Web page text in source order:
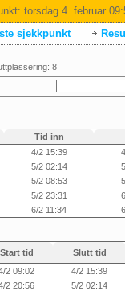
torsdag 4. februar
sjekkpunkt
8
Tid inn
4/2 15:39
5/2 02:14
5/2 08:53
5/2 23:31
6/2 11:34
Start tid
Slutt tid
2 09:02
4/2 15:39
2 20:56
5/2 02:14